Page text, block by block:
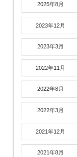
2025年8月
2023年12月
2023年3月
2022年11月
2022年8月
2022年3月
2021年12月
2021年8月